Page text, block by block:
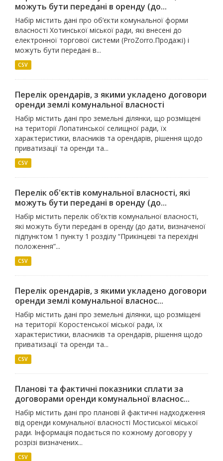
можуть бути передані в оренду (до...
Набір містить дані про об’єкти комунальної форми
власності Хотинської міської ради, які внесені до
електронної торгової системи (ProZorro.Продажі) і
можуть бути передані в...
CSV
Перелік орендарів, з якими укладено договори
оренди землі комунальної власності
Набір містить дані про земельні ділянки, що розміщені
на території Лопатинської селищної ради, їх
характеристики, власників та орендарів, рішення щодо
приватизації та оренди та...
CSV
Перелік об'єктів комунальної власності, які
можуть бути передані в оренду (до...
Набір містить перелік об’єктів комунальної власності,
які можуть бути передані в оренду (до дати, визначеної
підпунктом 1 пункту 1 розділу “Прикінцеві та перехідні
положення”...
CSV
Перелік орендарів, з якими укладено договори
оренди землі комунальної власнос...
Набір містить дані про земельні ділянки, що розміщені
на території Коростенської міської ради, їх
характеристики, власників та орендарів, рішення щодо
приватизації та оренди та...
CSV
Планові та фактичні показники сплати за
договорами оренди комунальної власнос...
Набір містить дані про планові й фактичні надходження
від оренди комунальної власності Мостиської міської
ради. Інформація подається по кожному договору у
розрізі визначених...
CSV